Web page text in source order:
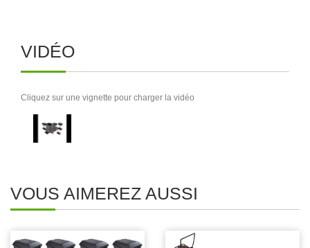
VIDÉO
Cliquez sur une vignette pour charger la vidéo
VOUS AIMEREZ AUSSI